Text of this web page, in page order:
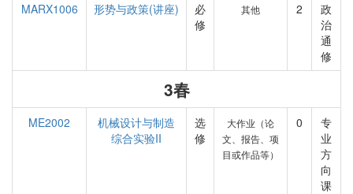
MARX1006
形势与政策(讲座)
必
修
其他 2
政
治
通
修
3春
ME2002
机械设计与制造
综合实验II
选
修
大作业（论
文、报告、项
目或作品等）
0
专
业
方
向
课